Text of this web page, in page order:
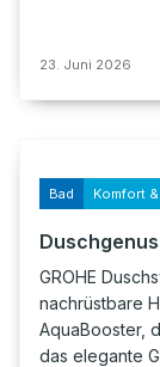
23. Juni 2026
Bad Komfort
GROHE
nachrüstbare
AquaBooster,
das elegante